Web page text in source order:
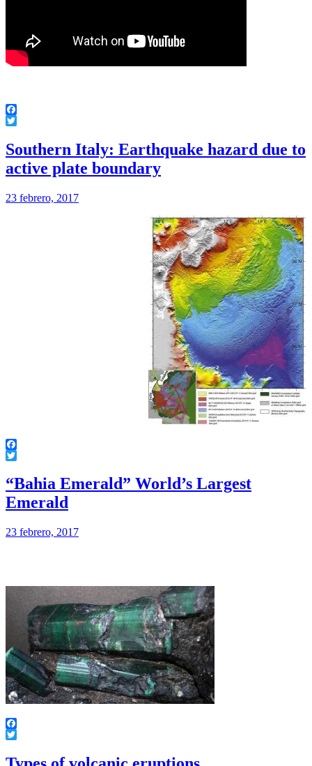
Facebook
Southern Italy: Earthquake hazard due to
active plate boundary
23 febrero, 2017
Facebook
“Bahia Emerald” World’s Largest
Emerald
23 febrero, 2017
Facebook